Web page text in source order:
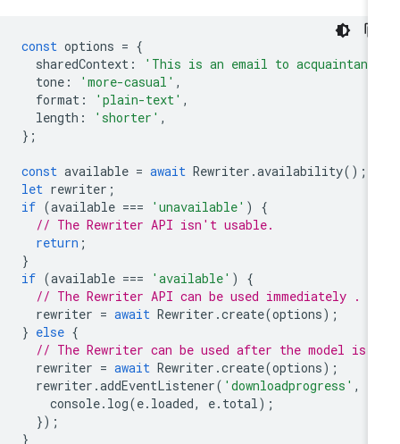
const options
sharedContext : 'This is an email to
tone : 'more-casual'
format : 'plain-text'
length : 'shorter'
const available = await Rewriter.availability
let rewriter
if (available === 'unavailable'
// The Rewriter API isn't usable.
return
if (available === 'available'
// The Rewriter API can be used immediately .
rewriter
= await Rewriter.create(options
} else
// The Rewriter can be used after the model is
rewriter
= await Rewriter.create(options
rewriter.addEventListener('downloadprogress'
console.log (e.loaded, e.total